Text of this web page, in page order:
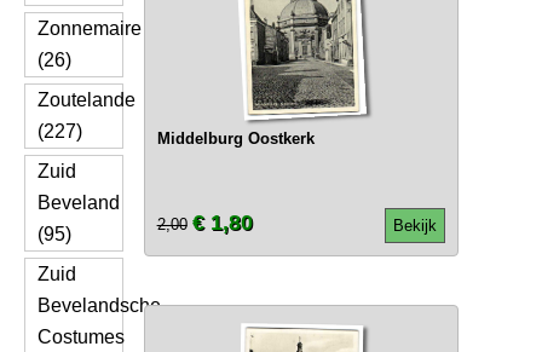
Zonnemaire
(26)
Zoutelande
(227)
Zuid
Beveland
(95)
Zuid
Bevelandsche
Costumes
Middelburg Oostkerk
Bekijk
2,00 € 1,80